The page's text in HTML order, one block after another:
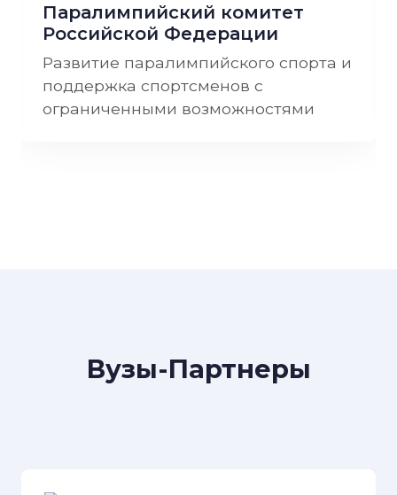
Паралимпийский комитет
Российской Федерации
Развитие паралимпийского спорта и
поддержка спортсменов с
ограниченными возможностями
Вузы-Партнеры